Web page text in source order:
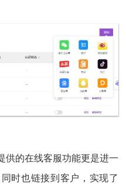
供的在线客服功能更是进一
时也链接到客户，实现了